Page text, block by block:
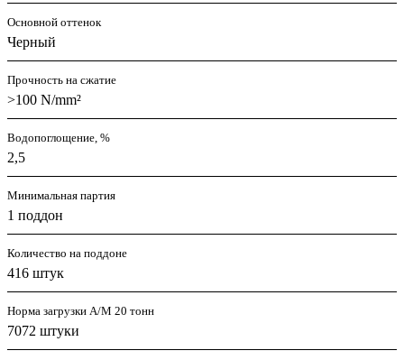
Основной оттенок
Черный
Прочность на сжатие
>100 N/mm²
Водопоглощение, %
2,5
Минимальная партия
1 поддон
Количество на поддоне
416 штук
Норма загрузки А/М 20 тонн
7072 штуки